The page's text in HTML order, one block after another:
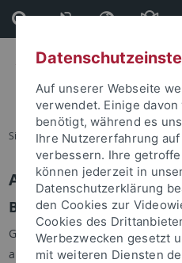
Direkt
zum
Inhalt
Direkt
zur
Fußleiste
Sie sind hier: Startseite
Anmelden
Benutzeranmeldung
Geben Sie Ihren
anzumelden:
Auf unserer Webseite
verwendet. Einige
benötigt, während es
Ihre Nutzererfahrung
verbessern. Ihre
können jederzeit in
Datenschutzerklärung
den Cookies zur
Cookies des
Werbezwecken gesetzt
mit weiteren Diensten